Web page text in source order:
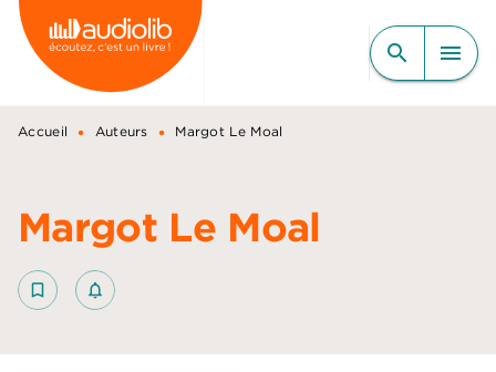
MENU RECHERCHE
CONTENU
PIED DE PAGE
search menu
Accueil • Auteurs • Margot Le Moal
Margot Le Moal
bookmark_border notifications_none_outlined